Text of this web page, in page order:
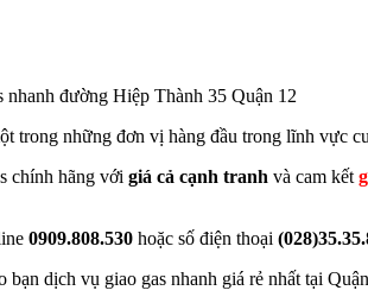
nhanh đường Hiệp Thành 35 Quận 12
trong những đơn vị hàng đầu trong lĩnh vực
chính hãng với giá cả cạnh tranh và cam kết
0909.808.530 hoặc số điện thoại
bạn dịch vụ giao gas nhanh giá rẻ nhất tại